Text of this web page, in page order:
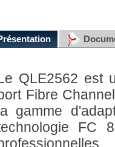
QLE2562 est
Fibre
gamme
FC